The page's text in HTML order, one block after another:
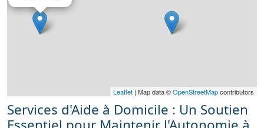
Leaflet | Map data ©OpenStreetMapcontributors
Services d'Aide à Domicile : Un Soutien